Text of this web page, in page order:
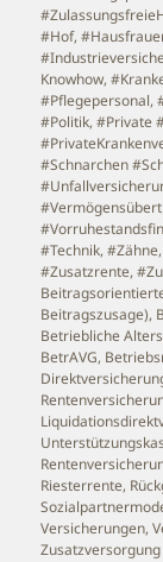
#Hof,
Knowhow,
#Pflegepersonal,
#Politik,#Private
#Schnarchen
#Technik,#Zähne
#Zusatzrente,
Beitragszusage),
Betriebliche
BetrAVG,
Riesterrente,
Versicherungen,
Zusatzversorgung